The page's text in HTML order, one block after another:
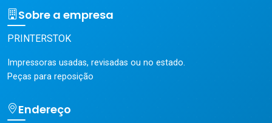
Sobre a empresa
PRINTERSTOK
Impressoras usadas, revisadas ou no estado.
Peças para reposição
Endereço